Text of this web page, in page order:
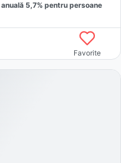
anuală 5,7% pentru persoane
Favorite